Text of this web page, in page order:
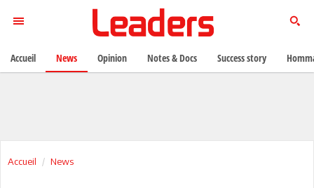
Accueil News
Accueil News Opinion Notes & Docs Success story